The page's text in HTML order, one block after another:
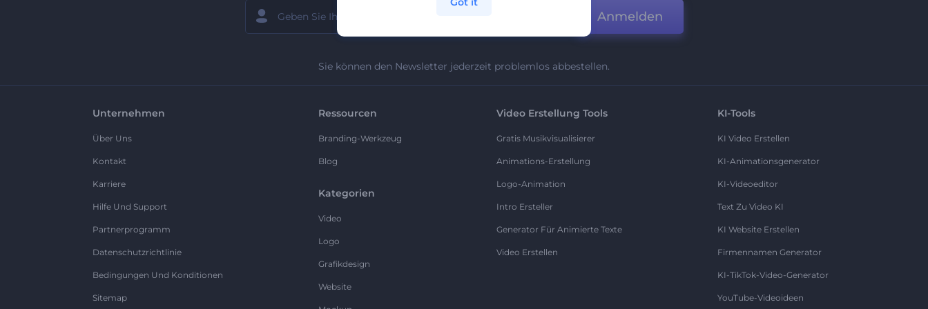
Anmelden
Sie können den Newsletter jederzeit problemlos abbestellen.
Unternehmen
Über Uns
Kontakt
Karriere
Hilfe Und Support
Partnerprogramm
Datenschutzrichtlinie
Bedingungen Und Konditionen
Sitemap
Ressourcen
Branding-Werkzeug
Blog
Kategorien
Video
Logo
Grafikdesign
Website
Video Erstellung Tools
Gratis Musikvisualisierer
Animations-Erstellung
Logo-Animation
Intro Ersteller
Generator Für Animierte Texte
Video Erstellen
KI-Tools
KI Video Erstellen
KI-Animationsgenerator
KI-Videoeditor
Text Zu Video KI
KI Website Erstellen
Firmennamen Generator
KI-TikTok-Video-Generator
YouTube-Videoideen